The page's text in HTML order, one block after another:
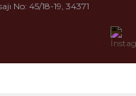
No: 45/18-19, 34371